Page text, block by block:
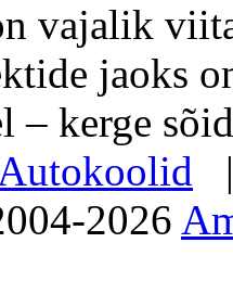
vajalik
jaoks
– kerge
2026